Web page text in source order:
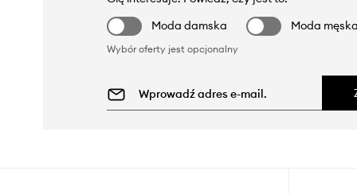
Moda damska
Moda męska
Wybór oferty jest opcjonalny